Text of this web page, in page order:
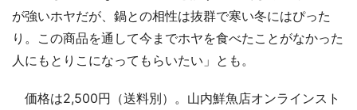
が強いホヤだが、鍋との相性は抜群で寒い冬にはぴった
り。この商品を通して今までホヤを食べたことがなかった
人にもとりこになってもらいたい」とも。
価格は2,500円（送料別）。山内鮮魚店オンラインスト